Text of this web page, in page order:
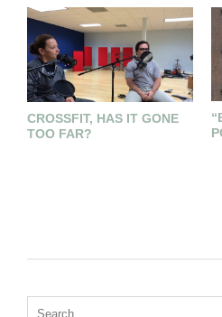
CROSSFIT, HAS IT GONE
TOO FAR?